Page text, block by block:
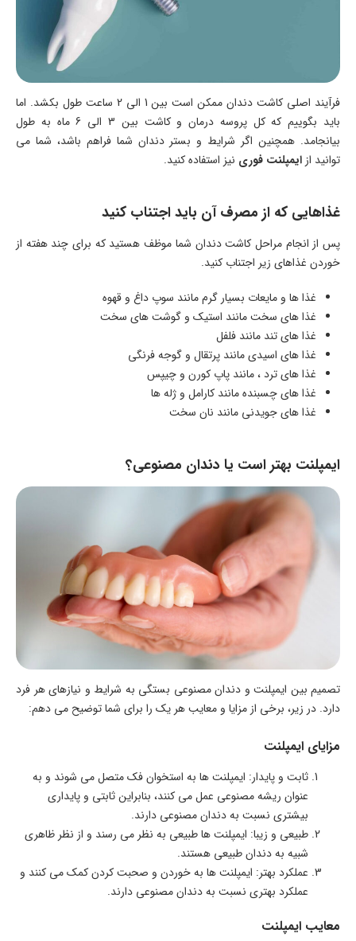
فرآیند اصلی کاشت دندان ممکن است بین 1 الی 2 ساعت طول بکشد. اما
باید بگوییم که کل پروسه درمان و کاشت بین 3 الی 6 ماه به طول
بیانجامد. همچنین اگر شرایط و بستر دندان شما فراهم باشد، شما می
توانید از ایمپلنت فوری نیز استفاده کنید.
غذاهایی که از مصرف آن باید اجتناب کنید
پس از انجام مراحل کاشت دندان شما موظف هستید که برای چند هفته از
خوردن غذاهای زیر اجتناب کنید.
غذا ها و مایعات بسیار گرم مانند سوپ داغ و قهوه
غذا های سخت مانند استیک و گوشت های سخت
غذا های تند مانند فلفل
غذا های اسیدی مانند پرتقال و گوجه فرنگی
غذا های ترد ، مانند پاپ کورن و چیپس
غذا های چسبنده مانند کارامل و ژله ها
غذا های جویدنی مانند نان سخت
ایمپلنت بهتر است یا دندان مصنوعی؟
تصمیم بین ایمپلنت و دندان مصنوعی بستگی به شرایط و نیازهای هر فرد
دارد. در زیر، برخی از مزایا و معایب هر یک را برای شما توضیح می دهم:
مزایای ایمپلنت
ثابت و پایدار: ایمپلنت ها به استخوان فک متصل می شوند و به
عنوان ریشه مصنوعی عمل می کنند، بنابراین ثابتی و پایداری
بیشتری نسبت به دندان مصنوعی دارند.
طبیعی و زیبا: ایمپلنت ها طبیعی به نظر می رسند و از نظر ظاهری
شبیه به دندان طبیعی هستند.
عملکرد بهتر: ایمپلنت ها به خوردن و صحبت کردن کمک می کنند و
عملکرد بهتری نسبت به دندان مصنوعی دارند.
معایب ایمپلنت